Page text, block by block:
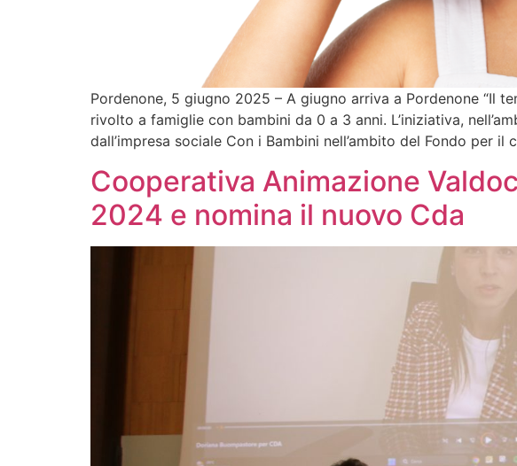
Pordenone, 5 giugno 2025 – A giugno arriva a Pordenone “Il
rivolto a famiglie con bambini da 0 a 3 anni. L’iniziativa,
dall’impresa sociale Con i Bambini nell’ambito del Fondo per il
Cooperativa Animazione
2024 e nomina il nuovo Cda